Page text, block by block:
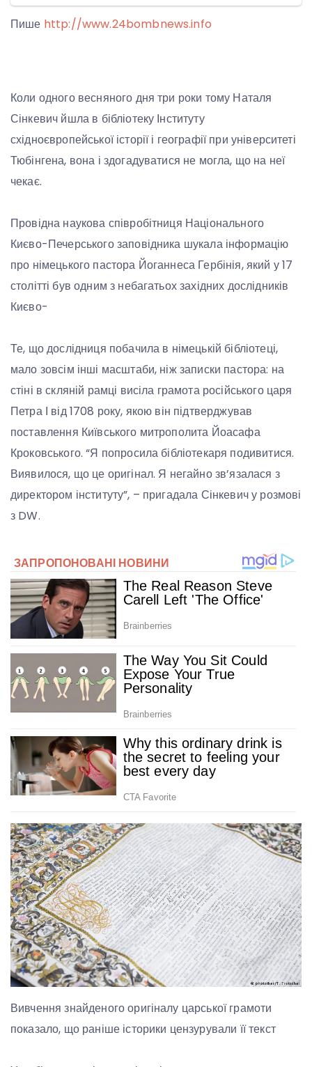
Пише http://www.24bombnews.info
Коли одного весняного дня три роки тому Наталя
Сінкевич йшла в бібліотеку Інституту
східноєвропейської історії і географії при університеті
Тюбінгена, вона і здогадуватися не могла, що на неї
чекає.
Провідна наукова співробітниця Національного
Києво-Печерського заповідника шукала інформацію
про німецького пастора Йоганнеса Гербінія, який у 17
столітті був одним з небагатьох західних дослідників
Києво-
Те, що дослідниця побачила в німецькій бібліотеці,
мало зовсім інші масштаби, ніж записки пастора: на
стіні в скляній рамці висіла грамота російського царя
Петра І від 1708 року, якою він підтверджував
поставлення Київського митрополита Йоасафа
Кроковського. “Я попросила бібліотекаря подивитися.
Виявилося, що це оригінал. Я негайно зв’язалася з
директором інституту”, – пригадала Сінкевич у розмові
з DW.
Вивчення знайденого оригіналу царської грамоти
показало, що раніше історики цензурували її текст